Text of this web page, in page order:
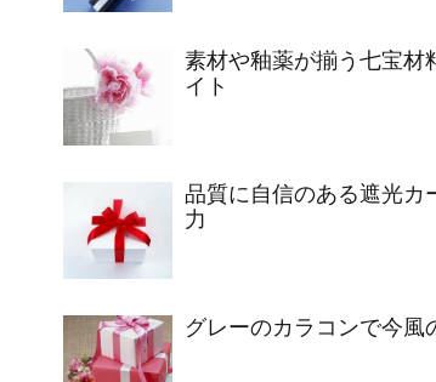
素材や釉薬が揃う七宝材
イト
品質に自信のある遮光カ
力
グレーのカラコンで今風